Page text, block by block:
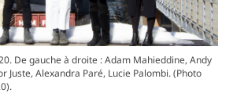
De gauche à droite : Adam Mahieddine, Andy
Juste, Alexandra Paré, Lucie Palombi. (Photo